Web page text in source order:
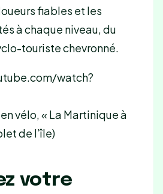
fiables et les
à chaque niveau, du
touriste chevronné.
watch?
vélo, « La Martinique à
de l’île)
votre